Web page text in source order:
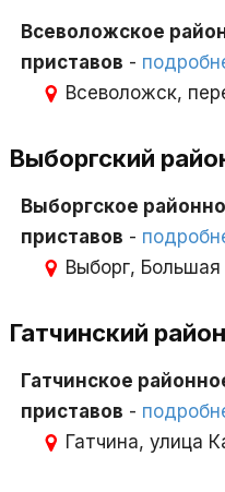
Всеволожское
приставов -
Всеволожск,
Выборгский
Выборгское
приставов -
Выборг,
Гатчинский район
Гатчинское
приставов -
Гатчина, улица